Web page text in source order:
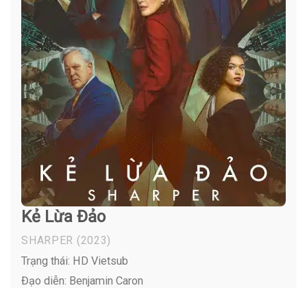
Kẻ Lừa Đảo
SHARPER (2023)
Trạng thái: HD Vietsub
Đạo diễn: Benjamin Caron